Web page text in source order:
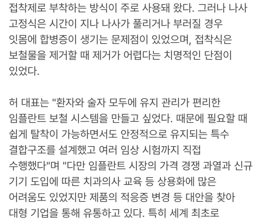
접착제로 부착하는 방식이 주로 사용돼 왔다. 그러나 나사
고정식은 시간이 지나 나사가 풀리거나 부러질 경우
잇몸에 합병증이 생기는 문제점이 있었으며, 접착식은
보철물을 제거할 때 제거가 어렵다는 치명적인 단점이
있었다.
허 대표는 "환자와 술자 모두에 유지 관리가 편리한
임플란트 보철 시스템을 만들고 싶었다. 때문에 필요할 때
쉽게 탈착이 가능하면서도 안정적으로 유지되는 특수
결합구조를 설계했고 여러 임상 시험까지 직접
수행했다"며 "다만 임플란트 시장의 가격 경쟁 과열과 신규
기기 도입에 따른 치과의사 교육 등 상용화에 많은
어려움도 있었지만 제품의 적응증 변경 등 대안을 찾아
대형 기업을 통해 유통하고 있다. 특히 세계 최초로